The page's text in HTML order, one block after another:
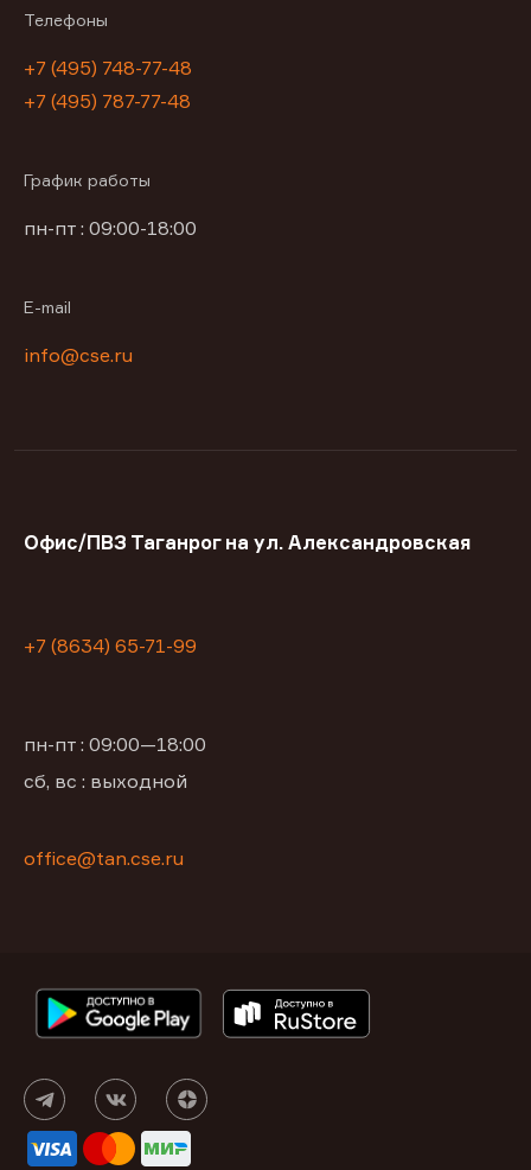
Телефоны
+7 (495) 748-77-48
+7 (495) 787-77-48
График работы
пн-пт : 09:00-18:00
E-mail
info@cse.ru
Офис/ПВЗ Таганрог на ул. Александровская
+7 (8634) 65-71-99
пн-пт : 09:00—18:00
сб, вс : выходной
office@tan.cse.ru